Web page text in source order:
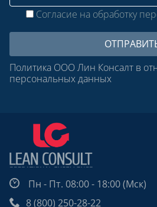
Согласие на обработку
Политика ООО Лин Консалт в
персональных данных
Пн - Пт. 08:00 - 18:00 (Мск)
8 (800) 250-28-22